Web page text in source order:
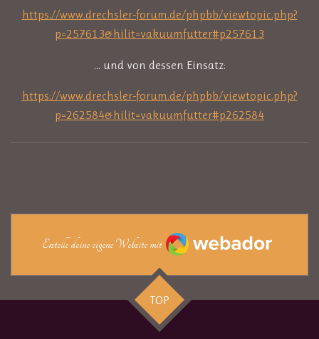
https://www.drechsler-forum.de/phpbb/viewtopic.php?
p=257613&hilit=vakuumfutter#p257613
... und von dessen Einsatz:
https://www.drechsler-forum.de/phpbb/viewtopic.php?
p=262584&hilit=vakuumfutter#p262584
Erstelle deine eigene Website mit
Webador
TOP